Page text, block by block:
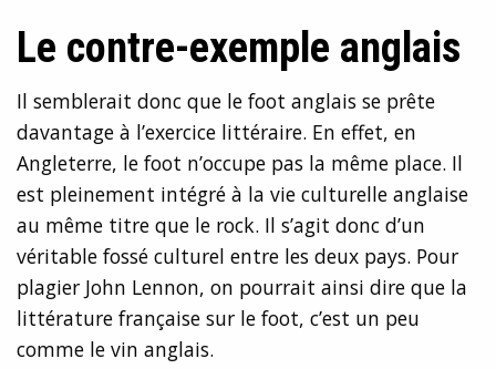
Le contre-exemple anglais
Il semblerait donc que le foot anglais se prête
davantage à l’exercice littéraire. En effet, en
Angleterre, le foot n’occupe pas la même place. Il
est pleinement intégré à la vie culturelle anglaise
au même titre que le rock. Il s’agit donc d’un
véritable fossé culturel entre les deux pays. Pour
plagier John Lennon, on pourrait ainsi dire que la
littérature française sur le foot, c’est un peu
comme le vin anglais.